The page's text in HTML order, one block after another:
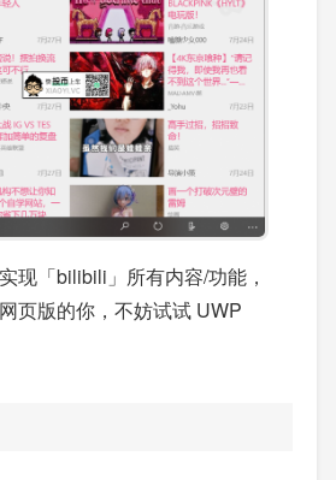
现「bilibili」所有内容/功能，
页版的你，不妨试试 UWP